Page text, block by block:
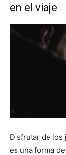
en el viaje
Disfrutar de los
es una forma